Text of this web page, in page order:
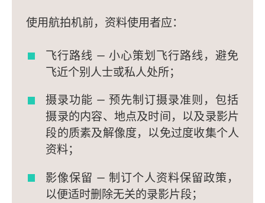
使用航拍机前，资料使用者应：
飞行路线 — 小心策划飞行路线，避免
飞近个别人士或私人处所；
摄录功能 — 预先制订摄录准则，包括
摄录的内容、地点及时间，以及录影片
段的质素及解像度，以免过度收集个人
资料；
影像保留 — 制订个人资料保留政策，
以便适时删除无关的录影片段；